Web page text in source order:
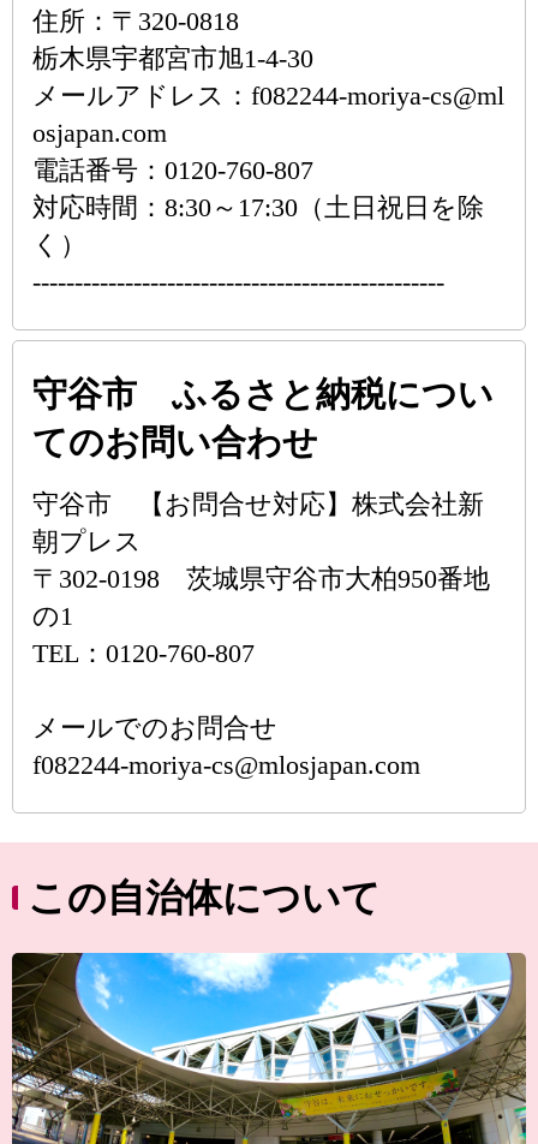
住所：〒320-0818
栃木県宇都宮市旭1-4-30
メールアドレス：f082244-moriya-cs@ml
osjapan.com
電話番号：0120-760-807
対応時間：8:30～17:30（土日祝日を除
く）
-------------------------------------------------
守谷市 ふるさと納税につい
てのお問い合わせ
守谷市 【お問合せ対応】株式会社新
朝プレス
〒302-0198 茨城県守谷市大柏950番地
の1
TEL：0120-760-807
メールでのお問合せ
f082244-moriya-cs@mlosjapan.com
この自治体について